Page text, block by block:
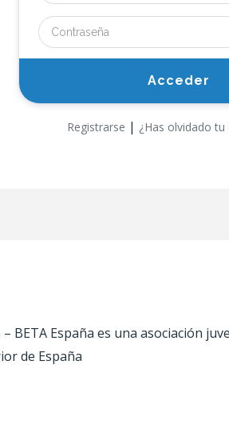
Registrarse | ¿Has olvidado tu
España es una asociación
de España